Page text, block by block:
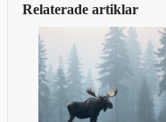
Relaterade artiklar